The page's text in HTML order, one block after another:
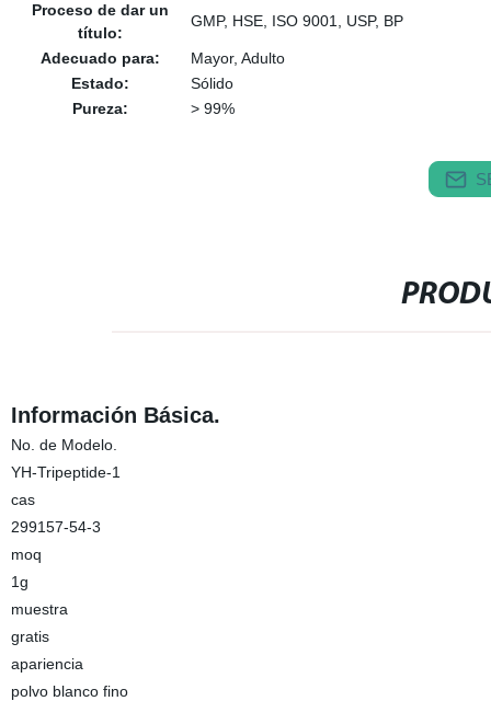
Proceso de dar un
título:
GMP, HSE, ISO 9001, USP, BP
Adecuado para:
Mayor, Adulto
Estado:
Sólido
Pureza:
> 99%
Información Básica.
No. de Modelo.
YH-Tripeptide-1
cas
299157-54-3
moq
1g
muestra
gratis
apariencia
polvo blanco fino